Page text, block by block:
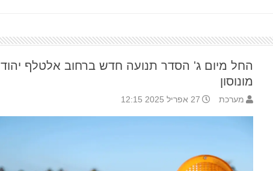
החל מיום ג' הסדר תנועה חדש ברחוב אלטלף יהוד
מונוסון
מערכת 27 אפריל 2025 12:15